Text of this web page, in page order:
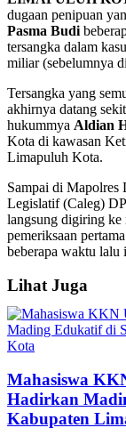
dugaan penipuan
Pasma Budi
tersangka dalam
miliar (sebelumnya
Tersangka yang
akhirnya datang
hukummya Aldian
Kota di kawasan
Limapuluh Kota.
Sampai di Mapolres
Legislatif (Caleg)
langsung digiring ke
pemeriksaan
beberapa waktu lalu
Lihat Juga
Mahasiswa
Hadirkan
Kabupaten